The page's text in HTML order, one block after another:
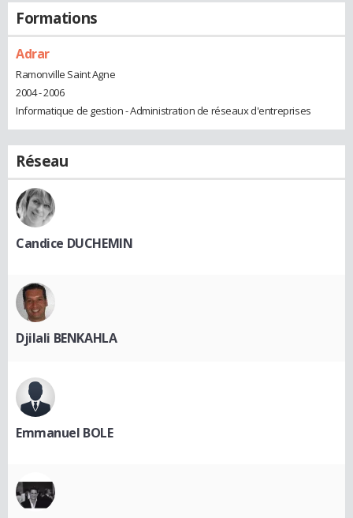
Formations
Adrar
Ramonville Saint Agne
2004 - 2006
Informatique de gestion - Administration de réseaux d'entreprises
Réseau
Candice DUCHEMIN
Djilali BENKAHLA
Emmanuel BOLE